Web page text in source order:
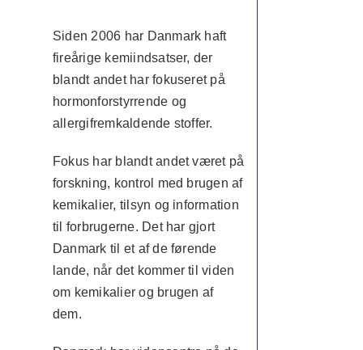
Siden 2006 har Danmark haft
fireårige kemiindsatser, der
blandt andet har fokuseret på
hormonforstyrrende og
allergifremkaldende stoffer.
Fokus har blandt andet været på
forskning, kontrol med brugen af
kemikalier, tilsyn og information
til forbrugerne. Det har gjort
Danmark til et af de førende
lande, når det kommer til viden
om kemikalier og brugen af
dem.